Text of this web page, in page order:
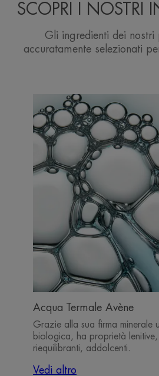
SCOPRI I NOSTRI
Gli ingredienti dei nostri
accuratamente selezionati
Acqua Termale Avène
Grazie alla sua firma minerale
biologica, ha proprietà lenitive,
riequilibranti, addolcenti.
Vedi altro